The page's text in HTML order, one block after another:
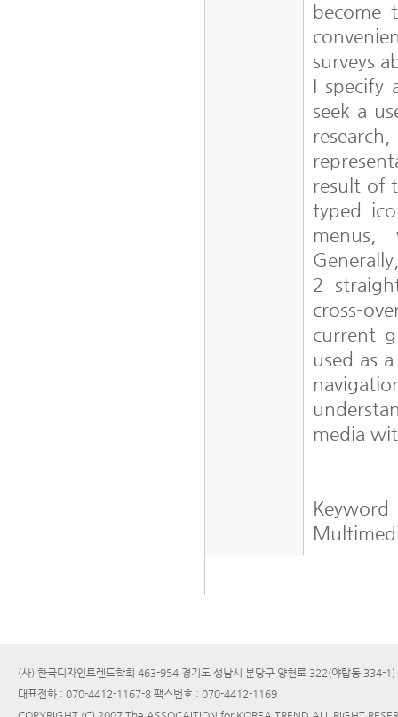
become
surveys
I specify
seek a
result of
typed
2
cross-
current
used as
media
Keyword
(사) 한국디자인트렌드학회 463-954 경기도 성남시 분당구 양현로 322(야탑동 334-
대표전화 : 070-4412-1167-8 팩스번호 : 070-4412-1169